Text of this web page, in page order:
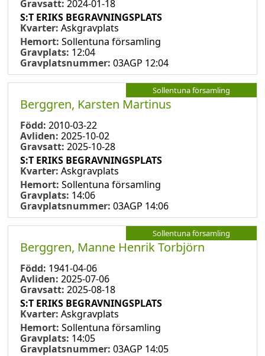
Gravsatt: 2024-01-18
S:T ERIKS BEGRAVNINGSPLATS
Kvarter: Askgravplats
Hemort: Sollentuna församling
Gravplats: 12:04
Gravplatsnummer: 03AGP 12:04
Sollentuna församling
Berggren, Karsten Martinus
Född: 2010-03-22
Avliden: 2025-10-02
Gravsatt: 2025-10-28
S:T ERIKS BEGRAVNINGSPLATS
Kvarter: Askgravplats
Hemort: Sollentuna församling
Gravplats: 14:06
Gravplatsnummer: 03AGP 14:06
Sollentuna församling
Berggren, Manne Henrik Torbjörn
Född: 1941-04-06
Avliden: 2025-07-06
Gravsatt: 2025-08-18
S:T ERIKS BEGRAVNINGSPLATS
Kvarter: Askgravplats
Hemort: Sollentuna församling
Gravplats: 14:05
Gravplatsnummer: 03AGP 14:05